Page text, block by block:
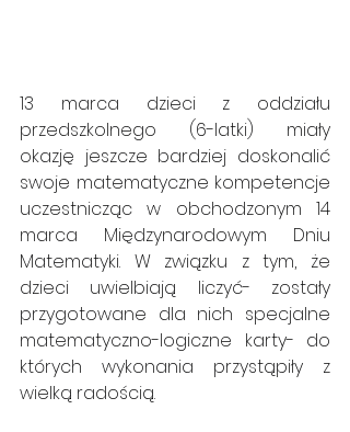
13 marca dzieci z oddziału
przedszkolnego (6-latki) miały
okazję jeszcze bardziej doskonalić
swoje matematyczne kompetencje
uczestnicząc w obchodzonym 14
marca Międzynarodowym Dniu
Matematyki. W związku z tym, że
dzieci uwielbiają liczyć- zostały
przygotowane dla nich specjalne
matematyczno-logiczne karty- do
których wykonania przystąpiły z
wielką radością.